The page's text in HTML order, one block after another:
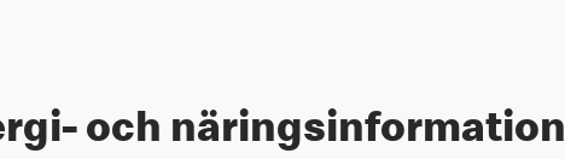
och näringsinformation